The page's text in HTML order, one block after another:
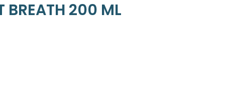
BREATH 200 ML